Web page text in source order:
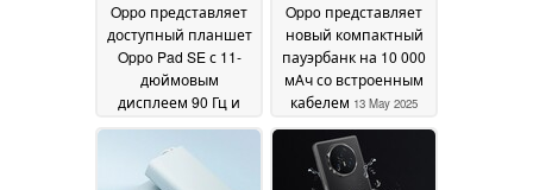
Oppo представляет
доступный планшет
Oppo Pad SE с 11-
дюймовым
дисплеем 90 Гц и
функциями
многозадачности
May 2025
Oppo представляет
новый компактный
пауэрбанк на 10 000
мАч со встроенным
кабелем 13 May 2025